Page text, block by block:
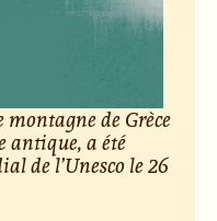
de Grèce
antique, a été
de l’Unesco le 26